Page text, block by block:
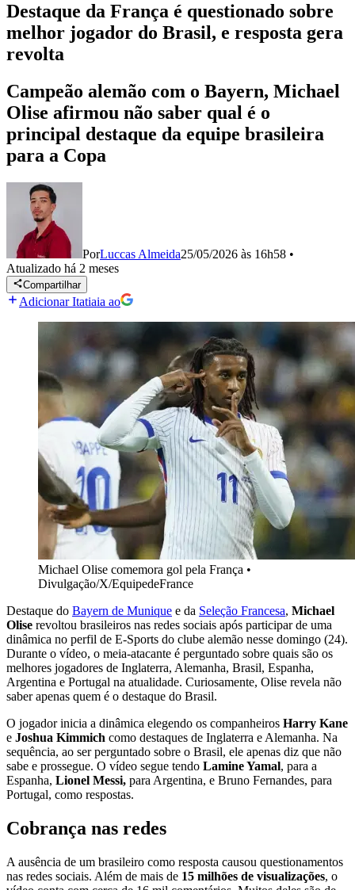
Destaque da França é questionado sobre
melhor jogador do Brasil, e resposta gera
revolta
Campeão alemão com o Bayern, Michael
Olise afirmou não saber qual é o
principal destaque da equipe brasileira
para a Copa
PorLuccas Almeida25/05/2026 às 16h58 •
Atualizado há 2 meses
Compartilhar
Adicionar Itatiaia ao
Michael Olise comemora gol pela França •
Divulgação/X/EquipedeFrance
Destaque do Bayern de Munique e da Seleção Francesa, Michael
Olise revoltou brasileiros nas redes sociais após participar de uma
dinâmica no perfil de E-Sports do clube alemão nesse domingo (24).
Durante o vídeo, o meia-atacante é perguntado sobre quais são os
melhores jogadores de Inglaterra, Alemanha, Brasil, Espanha,
Argentina e Portugal na atualidade. Curiosamente, Olise revela não
saber apenas quem é o destaque do Brasil.
O jogador inicia a dinâmica elegendo os companheiros Harry Kane
e Joshua Kimmich como destaques de Inglaterra e Alemanha. Na
sequência, ao ser perguntado sobre o Brasil, ele apenas diz que não
sabe e prossegue. O vídeo segue tendo Lamine Yamal, para a
Espanha, Lionel Messi, para Argentina, e Bruno Fernandes, para
Portugal, como respostas.
Cobrança nas redes
A ausência de um brasileiro como resposta causou questionamentos
nas redes sociais. Além de mais de 15 milhões de visualizações, o